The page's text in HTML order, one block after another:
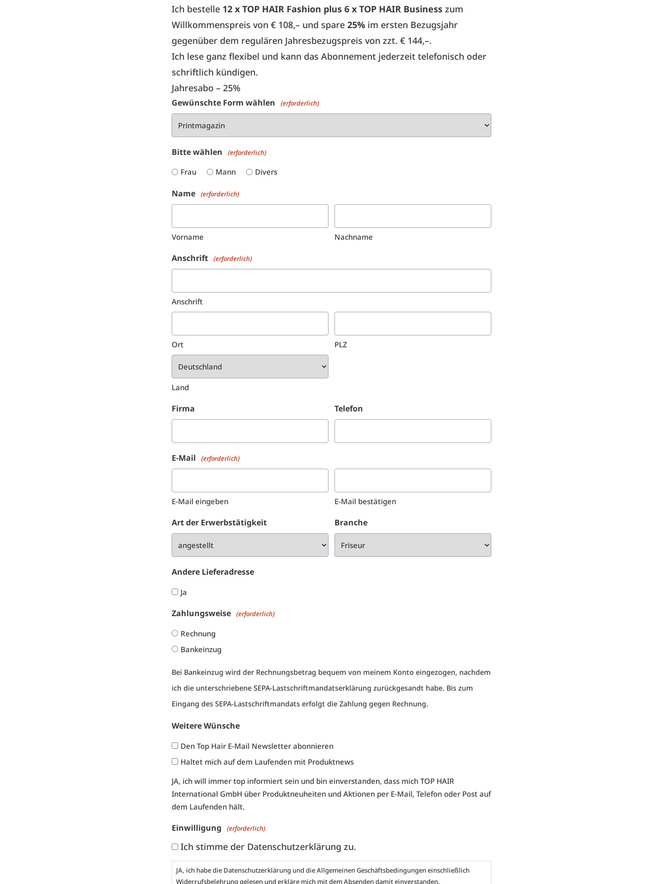
Ich bestelle 12 x TOP HAIR Fashion plus 6 x TOP HAIR Business zum
Willkommenspreis von € 108,– und spare 25% im ersten Bezugsjahr
gegenüber dem regulären Jahresbezugspreis von zzt. € 144,–.
Ich lese ganz flexibel und kann das Abonnement jederzeit telefonisch oder
schriftlich kündigen.
Jahresabo – 25%
Gewünschte Form wählen (erforderlich)
Bitte wählen (erforderlich)
Frau Mann Divers
Name (erforderlich)
Vorname Nachname
Anschrift (erforderlich)
Anschrift
Ort PLZ
Land
Firma Telefon
E-Mail (erforderlich)
E-Mail eingeben E-Mail bestätigen
Art der Erwerbstätigkeit Branche
Andere Lieferadresse
Ja
Zahlungsweise (erforderlich)
Rechnung
Bankeinzug
Bei Bankeinzug wird der Rechnungsbetrag bequem von meinem Konto eingezogen, nachdem
ich die unterschriebene SEPA-Lastschriftmandatserklärung zurückgesandt habe. Bis zum
Eingang des SEPA-Lastschriftmandats erfolgt die Zahlung gegen Rechnung.
Weitere Wünsche
Den Top Hair E-Mail Newsletter abonnieren
Haltet mich auf dem Laufenden mit Produktnews
JA, ich will immer top informiert sein und bin einverstanden, dass mich TOP HAIR
International GmbH über Produktneuheiten und Aktionen per E-Mail, Telefon oder Post auf
dem Laufenden hält.
Einwilligung (erforderlich)
Ich stimme der Datenschutzerklärung zu.
JA, ich habe die Datenschutzerklärung und dieAllgemeinen Geschäftsbedingungeneinschließlich
Widerrufsbelehrung gelesen und erkläre mich mit dem Absenden damit einverstanden.